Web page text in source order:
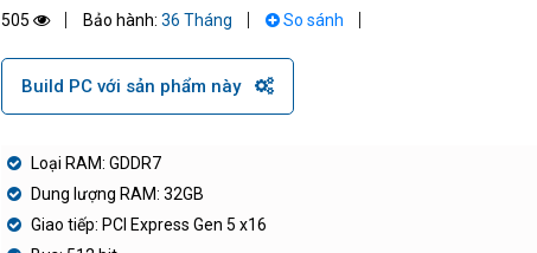
505 Bảo hành: 36 Tháng So sánh
Build PC với sản phẩm này
Loại RAM: GDDR7
Dung lượng RAM: 32GB
Giao tiếp: PCI Express Gen 5 x16